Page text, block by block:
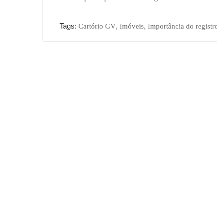
Tags: Cartório GV, Imóveis, Importância do